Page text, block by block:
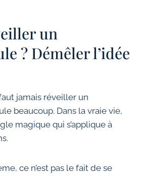
un
? Démêler l’idée
jamais réveiller un
beaucoup. Dans la vraie vie,
magique qui s’applique à
ce n’est pas le fait de se